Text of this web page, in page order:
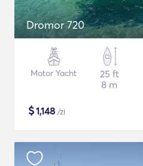
Dromor 720
Motor Yacht
25 ft
8 m
$1,148 /zi